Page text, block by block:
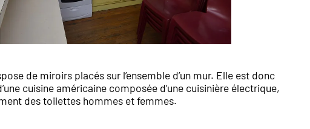
de miroirs placés sur l’ensemble d’un mur. Elle est donc
cuisine américaine composée d’une cuisinière électrique,
des toilettes hommes et femmes.